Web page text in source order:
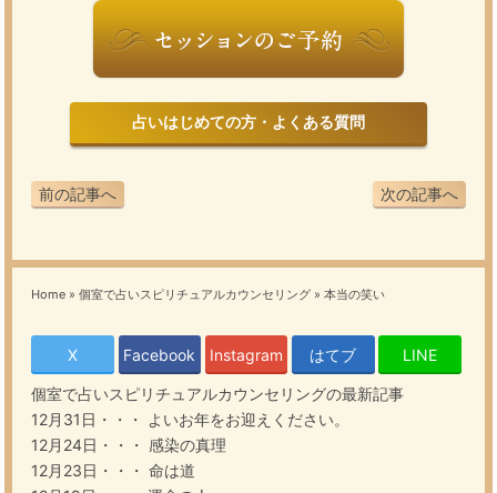
占いはじめての方・よくある質問
次の記事へ
前の記事へ
Home » 個室で占いスピリチュアルカウンセリング » 本当の笑い
X Facebook Instagram はてブ LINE
個室で占いスピリチュアルカウンセリングの最新記事
12月31日・・・
よいお年をお迎えください。
12月24日・・・ 感染の真理
12月23日・・・ 命は道